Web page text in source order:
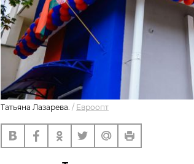
Татьяна Лазарева. / Евроопт